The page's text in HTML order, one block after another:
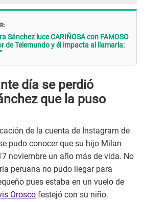
Sánchez luce CARIÑOSA con FAMOSO
de Telemundo y él impacta al llamarla:
día se perdió
que la puso
de la cuenta de Instagram de
pudo conocer que su hijo Milan
noviembre un año más de vida. No
peruana no pudo llegar para
pues estaba en un vuelo de
Orosco festejó con su niño.